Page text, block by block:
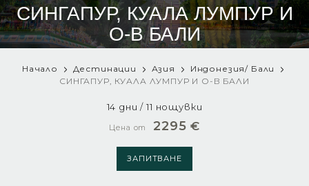
СИНГАПУР, КУАЛА ЛУМПУР И
О-В БАЛИ
Начало Дестинации Азия
Индонезия/ Бали
СИНГАПУР, КУАЛА ЛУМПУР И О-В БАЛИ
14 дни / 11 нощувки
Цена от 2295 €
ЗАПИТВАНЕ